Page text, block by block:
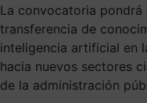
La convocatoria
transferencia de
inteligencia artificial en
hacia nuevos sectores
de la administración